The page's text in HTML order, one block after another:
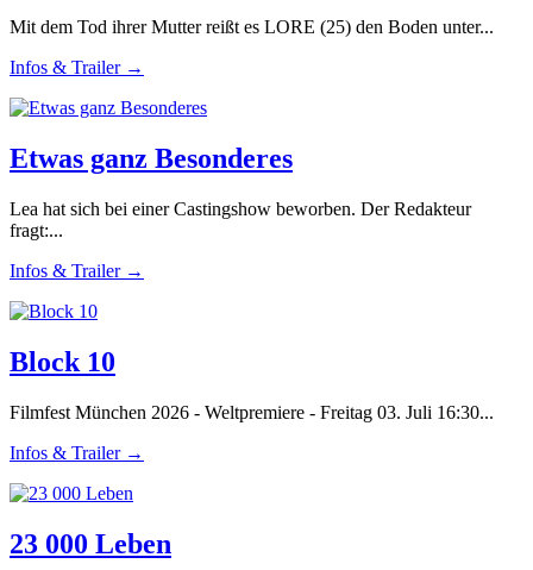
Mit dem Tod ihrer Mutter reißt es LORE (25) den Boden unter...
Infos & Trailer →
Etwas ganz Besonderes
Lea hat sich bei einer Castingshow beworben. Der Redakteur
fragt:...
Infos & Trailer →
Block 10
Filmfest München 2026 - Weltpremiere - Freitag 03. Juli 16:30...
Infos & Trailer →
23 000 Leben